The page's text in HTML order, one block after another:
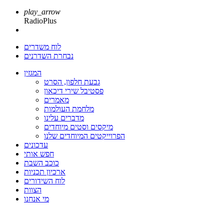
play_arrow
RadioPlus
לוח משדרים
נבחרת השדרנים
המגזין
גבעת חלפון, הסרט
פסטיבל שירי דיכאון
מאמרים
מלחמת העולמות
מדברים עלינו
מיקסים וסטים מיוחדים
הפרוייקטים המיוחדים שלנו
עדכונים
חפש אותי
כוכב השבת
ארכיון תכניות
לוח השידורים
הצוות
מי אנחנו